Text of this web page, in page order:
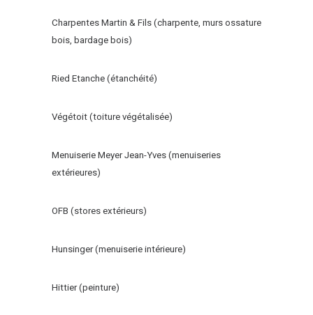
Charpentes Martin & Fils (charpente, murs ossature
bois, bardage bois)
Ried Etanche (étanchéité)
Végétoit (toiture végétalisée)
Menuiserie Meyer Jean-Yves (menuiseries
extérieures)
OFB (stores extérieurs)
Hunsinger (menuiserie intérieure)
Hittier (peinture)